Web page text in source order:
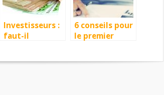
Investisseurs :
faut-il
6 conseils pour
le premier